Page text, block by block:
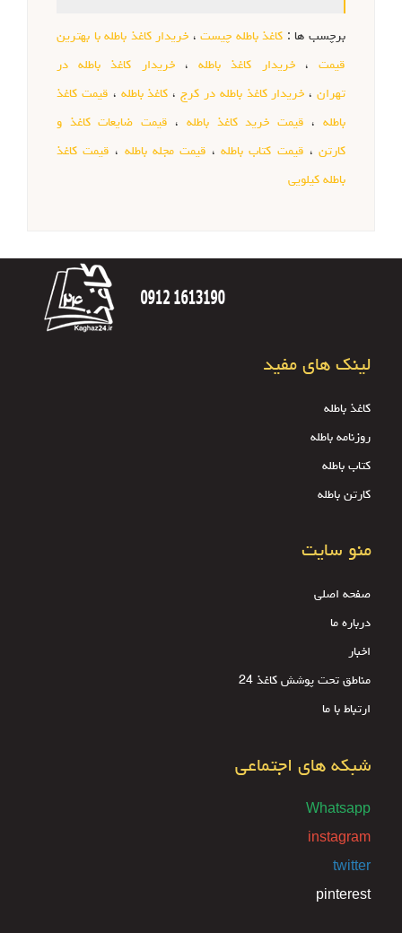
برچسب ها : کاغذ باطله چیست، خریدار کاغذ باطله با بهترین
قیمت،خریدار کاغذ باطله،خریدار کاغذ باطله در
تهران، خریدار کاغذ باطله در کرج، کاغذ باطله ، قیمت کاغذ
باطله، قیمت خرید کاغذ باطله، قیمت ضایعات کاغذ و
کارتن، قیمت کتاب باطله، قیمت مجله باطله ، قیمت کاغذ
باطله کیلویی
لینک های مفید
کاغذ باطله
روزنامه باطله
کتاب باطله
کارتن باطله
منو سایت
صفحه اصلی
درباره ما
اخبار
مناطق تحت پوشش کاغذ 24
ارتباط با ما
شبکه های اجتماعی
Whatsapp
instagram
twitter
pinterest